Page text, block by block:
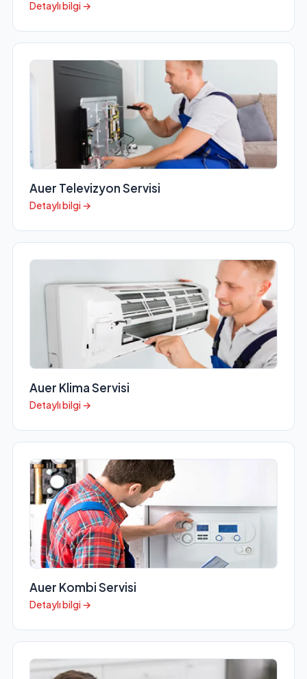
Detaylı bilgi →
Auer Televizyon Servisi
Detaylı bilgi →
Auer Klima Servisi
Detaylı bilgi →
Auer Kombi Servisi
Detaylı bilgi →